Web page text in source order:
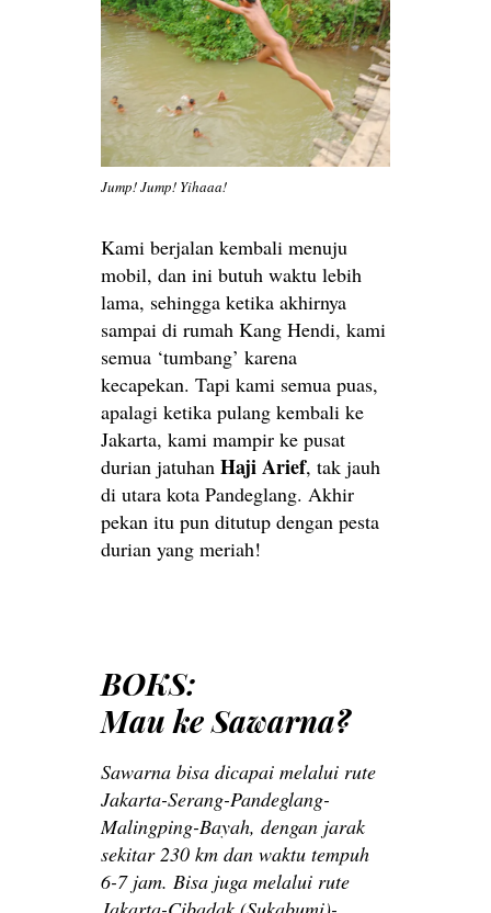
Jump! Jump! Yihaaa!
Kami berjalan kembali menuju
mobil, dan ini butuh waktu lebih
lama, sehingga ketika akhirnya
sampai di rumah Kang Hendi, kami
semua ‘tumbang’ karena
kecapekan. Tapi kami semua puas,
apalagi ketika pulang kembali ke
Jakarta, kami mampir ke pusat
durian jatuhan Haji Arief, tak jauh
di utara kota Pandeglang. Akhir
pekan itu pun ditutup dengan pesta
durian yang meriah!
BOKS:
Mau ke Sawarna?
Sawarna bisa dicapai melalui rute
Jakarta-Serang-Pandeglang-
Malingping-Bayah, dengan jarak
sekitar 230 km dan waktu tempuh
6-7 jam. Bisa juga melalui rute